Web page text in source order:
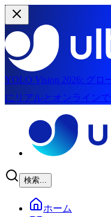
YOLO Vision 2026: グロ
にリアルとオンラインで
検索...
ホーム